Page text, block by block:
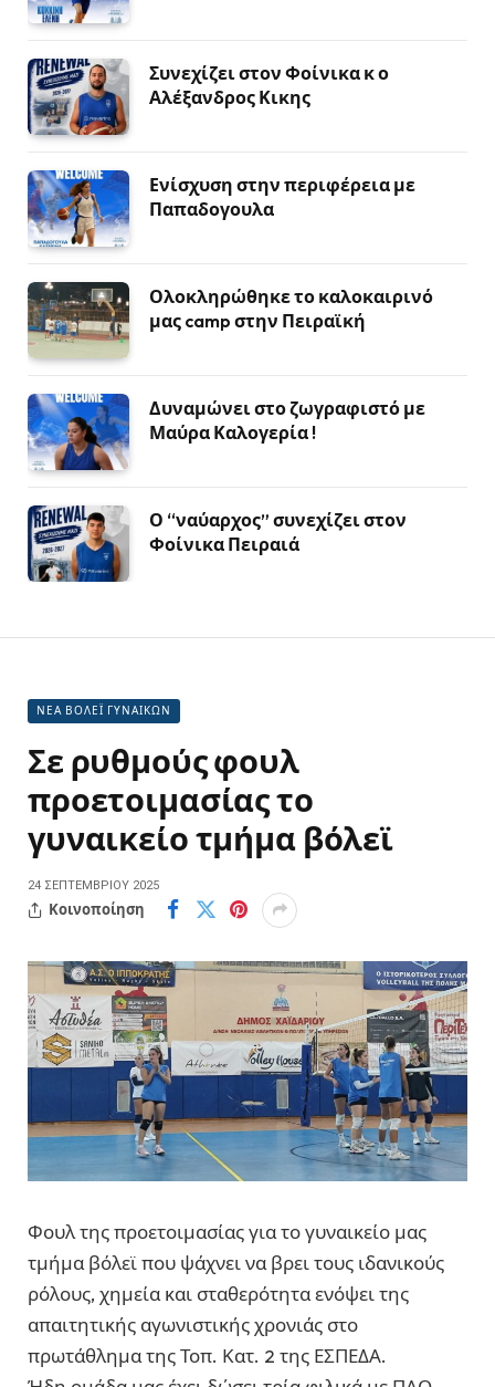
Συνεχίζει στον Φοίνικα κ ο
Αλέξανδρος Κικης
Ενίσχυση στην περιφέρεια με
Παπαδογουλα
Ολοκληρώθηκε το καλοκαιρινό
μας camp στην Πειραϊκή
Δυναμώνει στο ζωγραφιστό με
Μαύρα Καλογερία !
Ο “ναύαρχος” συνεχίζει στον
Φοίνικα Πειραιά
ΝΕΑ ΒΟΛΕΪ ΓΥΝΑΙΚΩΝ
Σε ρυθμούς φουλ
προετοιμασίας το
γυναικείο τμήμα βόλεϊ
24 ΣΕΠΤΕΜΒΡΊΟΥ 2025
Κοινοποίηση
Φουλ της προετοιμασίας για το γυναικείο μας
τμήμα βόλεϊ που ψάχνει να βρει τους ιδανικούς
ρόλους, χημεία και σταθερότητα ενόψει της
απαιτητικής αγωνιστικής χρονιάς στο
πρωτάθλημα της Τοπ. Κατ. 2 της ΕΣΠΕΔΑ.